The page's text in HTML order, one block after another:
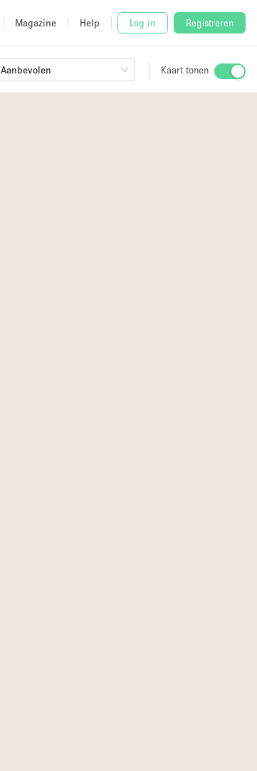
Magazine Help Log in Registreren
Aanbevolen Kaart tonen